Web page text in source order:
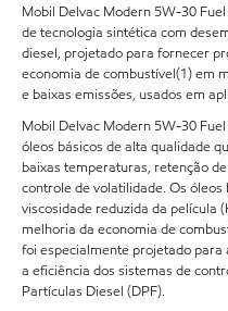
Mobil Delvac Modern 5W-30
de tecnologia sintética com
diesel, projetado para fornecer
economia de combustível(1) em
e baixas emissões, usados em
Mobil Delvac Modern 5W-30
óleos básicos de alta qualidade
baixas temperaturas, retenção
controle de volatilidade. Os
viscosidade reduzida da película
melhoria da economia de
foi especialmente projetado
a eficiência dos sistemas de
Partículas Diesel (DPF).